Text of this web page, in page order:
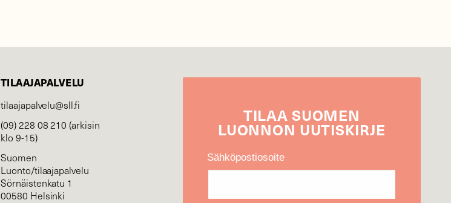
TILAAJAPALVELU
tilaajapalvelu@sll.fi
(09) 228 08 210 (arkisin
klo 9-15)
Suomen
Luonto/tilaajapalvelu
Sörnäistenkatu 1
00580 Helsinki
TILAASUOMEN
LUONNON UUTIS­KIRJE
Sähköpostiosoite